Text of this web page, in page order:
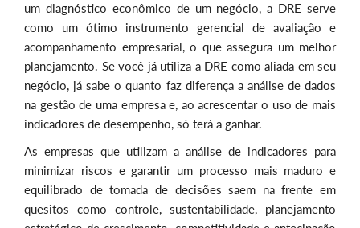
um diagnóstico econômico de um negócio, a DRE serve
como um ótimo instrumento gerencial de avaliação e
acompanhamento empresarial, o que assegura um melhor
planejamento. Se você já utiliza a DRE como aliada em seu
negócio, já sabe o quanto faz diferença a análise de dados
na gestão de uma empresa e, ao acrescentar o uso de mais
indicadores de desempenho, só terá a ganhar.
As empresas que utilizam a análise de indicadores para
minimizar riscos e garantir um processo mais maduro e
equilibrado de tomada de decisões saem na frente em
quesitos como controle, sustentabilidade, planejamento